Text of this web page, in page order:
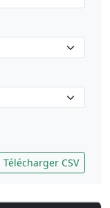
Télécharger CSV